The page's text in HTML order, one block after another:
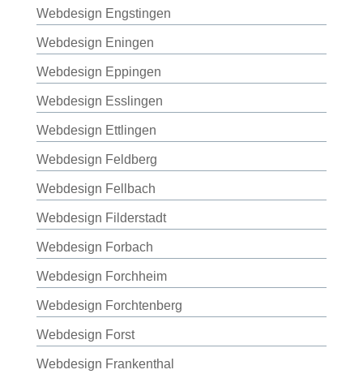
Webdesign Engstingen
Webdesign Eningen
Webdesign Eppingen
Webdesign Esslingen
Webdesign Ettlingen
Webdesign Feldberg
Webdesign Fellbach
Webdesign Filderstadt
Webdesign Forbach
Webdesign Forchheim
Webdesign Forchtenberg
Webdesign Forst
Webdesign Frankenthal